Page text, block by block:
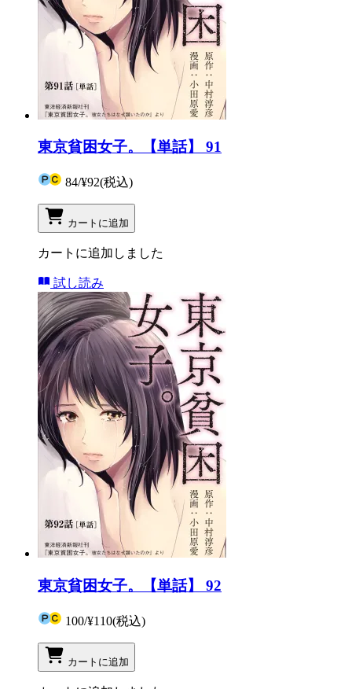
東京貧困女子。【単話】 91
84/¥92(税込)
カートに追加
カートに追加しました
試し読み
東京貧困女子。【単話】 92
100/¥110(税込)
カートに追加